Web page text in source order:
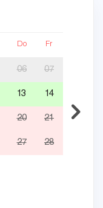
Do Fr
06 07
13 14
20 21
27 28